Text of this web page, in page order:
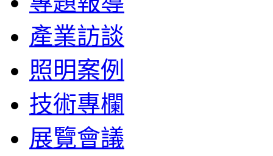
產業訪談
照明案例
技術專欄
展覽會議